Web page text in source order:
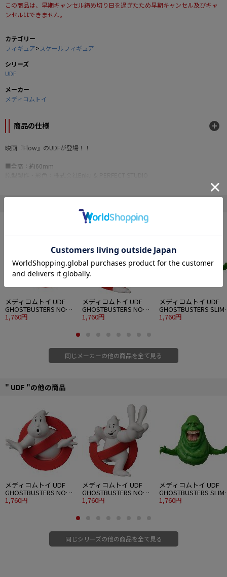
この商品は、早期キャンセル締め切り日を過ぎたため早期キャンセル及びキャ
ンセルはできません。
カテゴリー
フィギュア>スケールフィギュア
シリーズ
UDF
メーカー
メディコムトイ
商品の仕様
映画『Flow』のUDFが登場！！
■全高：約60mm
FLOW (TM.) © 2024 Dream Well Studio, Sacrebleu Productions, Take Five. All
メディコムトイ UDF
GHOSTBUSTERS NO
GHOST
1,760円
メディコムトイ UDF
GHOSTBUSTERS NO
GHOST 2
1,760円
メディコムトイ UDF
GHOSTBUSTERS
(GREEN GHOST)
1,760円
同じメーカーの他の商品を全て見る
" UDF "の他の商品
メディコムトイ UDF
GHOSTBUSTERS NO
GHOST
1,760円
メディコムトイ UDF
GHOSTBUSTERS NO
GHOST 2
1,760円
メディコムトイ UDF
GHOSTBUSTERS
(GREEN GHOST)
1,760円
同じシリーズの他の商品を全て見る